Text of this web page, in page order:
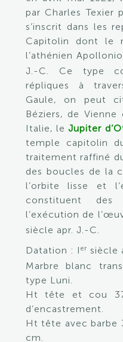
par Charles Texier
s’inscrit dans les
Capitolin dont le
l’athénien
J.-C. Ce type
répliques à
Gaule, on peut
Béziers, de
Italie, le Jupiter
temple capitolin
traitement raffiné
des boucles de la
l’orbite lisse et
constituent
l’exécution de
siècle apr. J.-C.
Datation : I er siècle
Marbre blanc
type Luni.
Ht tête et cou
d’encastrement.
Ht tête avec barbe
cm.